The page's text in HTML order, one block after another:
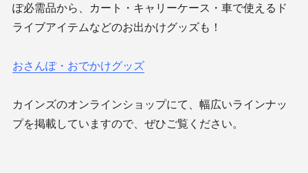
ぽ必需品から、カート・キャリーケース・車で使えるド
ライブアイテムなどのお出かけグッズも！
おさんぽ・おでかけグッズ
カインズのオンラインショップにて、幅広いラインナッ
プを掲載していますので、ぜひご覧ください。